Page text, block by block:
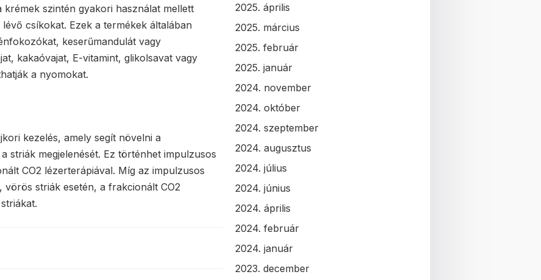
szintén gyakori használat mellett
csíkokat. Ezek a termékek általában
keserűmandulát vagy
kakaóvajat, E-vitamint, glikolsavat vagy
a nyomokat.
kezelés, amely segít növelni a
striák megjelenését. Ez történhet impulzusos
CO2 lézerterápiával. Míg az impulzusos
striák esetén, a frakcionált CO2
2025. április
2025. március
2025. február
2025. január
2024. november
2024. október
2024. szeptember
2024. augusztus
2024. július
2024. június
2024. április
2024. február
2024. január
2023. december